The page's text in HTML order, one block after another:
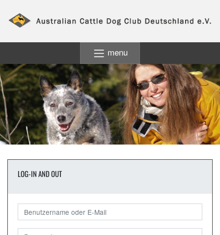
menu
LOG-IN AND OUT